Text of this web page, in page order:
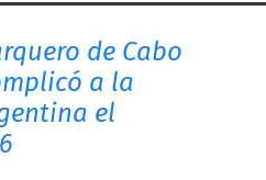
de Cabo
a la
el